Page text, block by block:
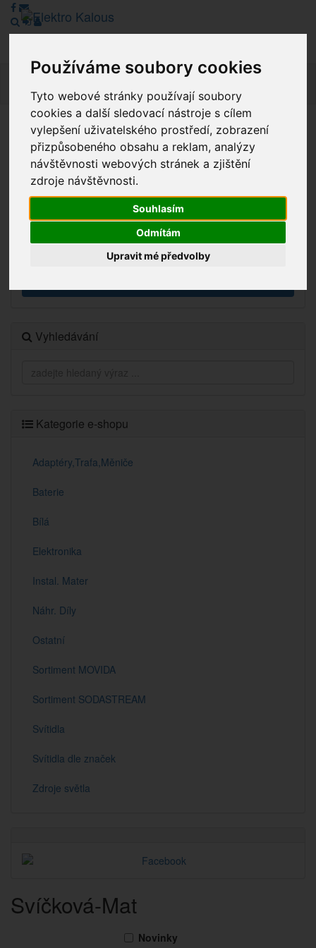
Používáme soubory cookies
Tyto webové stránky používají soubory
cookies a další sledovací nástroje s cílem
vylepšení uživatelského prostředí, zobrazení
přizpůsobeného obsahu a reklam, analýzy
návštěvnosti webových stránek a zjištění
zdroje návštěvnosti.
Souhlasím
Odmítám
Upravit mé předvolby
Vážení zákazníci, v tuto chvíli je Náš internetový obchod v
režimu Katalogu. Objednávky on-line nyní nelze vyřídit.
Děkujeme za pochopení.
Výprodej
Vyhledávání
Kategorie e-shopu
Adaptéry,Trafa,Měniče
Baterie
Bílá
Elektronika
Instal. Mater
Náhr. Díly
Ostatní
Sortiment MOVIDA
Sortiment SODASTREAM
Svítidla
Svítidla dle značek
Zdroje světla
Svíčková-Mat
Novinky